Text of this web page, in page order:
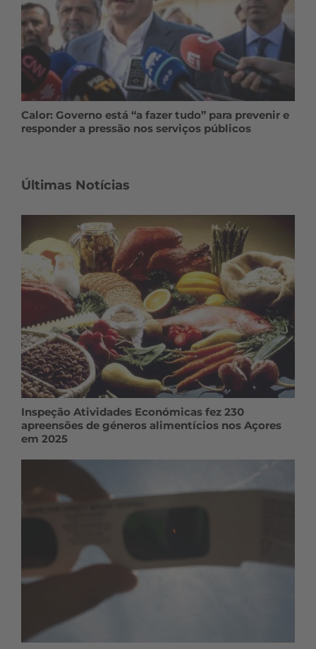
Calor: Governo está “a fazer tudo” para prevenir e
responder a pressão nos serviços públicos
Últimas Notícias
Inspeção Atividades Económicas fez 230
apreensões de géneros alimentícios nos Açores
em 2025